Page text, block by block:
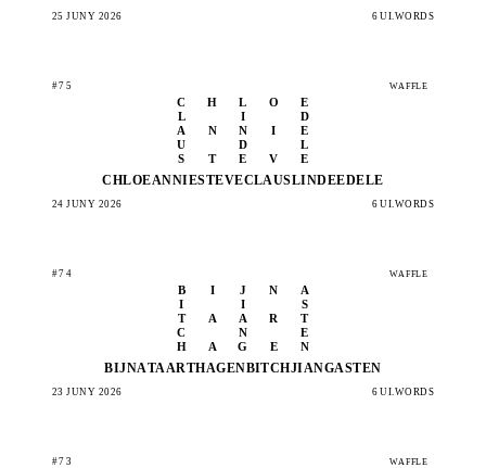
25 JUNY 2026 6 UI.WORDS
#75 WAFFLE
C H L O
E
L
I
D
A
N N I
E
U
D
L
S
T E V E
CHLOEANNIESTEVECLAUSLINDEEDELE
24 JUNY 2026 6 UI.WORDS
#74 WAFFLE
B I J N
A
I
I
S
T
A A R
T
C
N
E
H
A G E N
BIJNATAARTHAGENBITCHJIANGASTEN
23 JUNY 2026 6 UI.WORDS
#73 WAFFLE